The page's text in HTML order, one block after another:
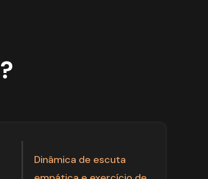
?
Dinâmica de escuta